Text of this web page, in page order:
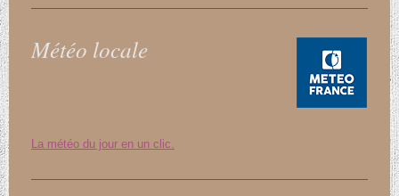
Météo locale
La météo du jour en un clic.